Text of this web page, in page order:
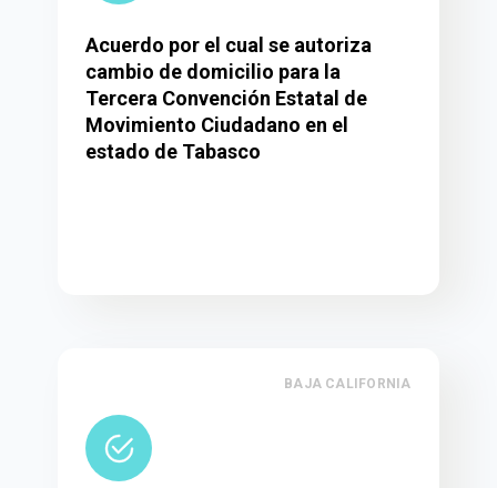
Acuerdo por el cual se autoriza
cambio de domicilio para la
Tercera Convención Estatal de
Movimiento Ciudadano en el
estado de Tabasco
BAJA CALIFORNIA